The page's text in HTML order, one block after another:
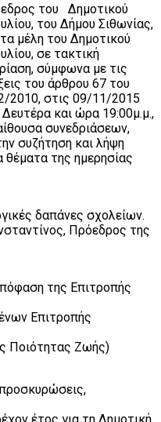
του Δημοτικού
του Δήμου Σιθωνίας,
μέλη του Δημοτικού
σε τακτική
σύμφωνα με τις
του άρθρου 67 του
2010, στις 09/11/2015
και ώρα 19:00μ.μ.,
συνεδριάσεων,
συζήτηση και λήψη
της ημερησίας
δαπάνες σχολείων.
Πρόεδρος της
της Επιτροπής
Επιτροπής
Ποιότητας Ζωής)